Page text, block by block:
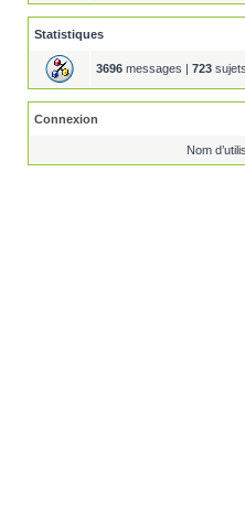
Statistiques
3696 messages | 723
Connexion
Nom